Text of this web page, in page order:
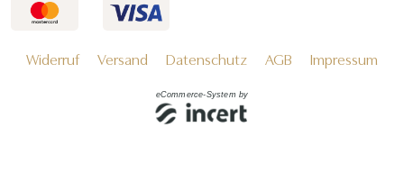
Widerruf Versand Datenschutz AGB Impressum
eCommerce-System by